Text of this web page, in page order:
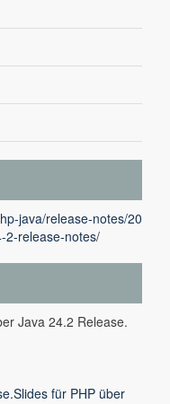
java/release-notes/20
2-release-notes/
Java 24.2 Release.
für PHP über